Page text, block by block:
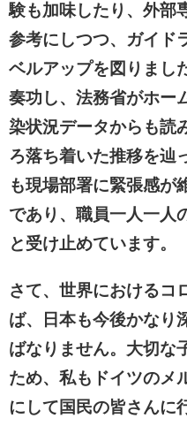
験も加味したり、外部
参考にしつつ、ガイド
ベルアップを図りまし
奏功し、法務省がホー
染状況データからも読
ろ落ち着いた推移を辿
も現場部署に緊張感が
であり、職員一人一人
と受け止めています。
さて、世界におけるコ
ば、日本も今後かなり
ばなりません。大切な
ため、私もドイツのメ
にして国民の皆さんに